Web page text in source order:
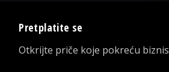
Pretplatite se
Otkrijte priče koje pokreću biznis